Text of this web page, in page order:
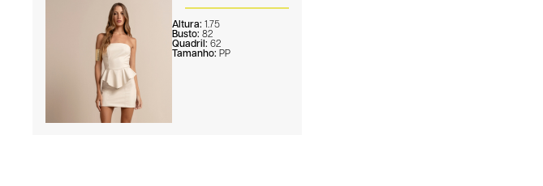
Altura: 1.75
Busto: 82
Quadril: 62
Tamanho: PP